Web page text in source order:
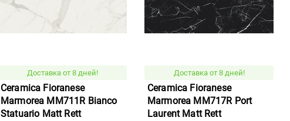
Доставка от 8 дней!
Ceramica Fioranese
Marmorea MM711R Bianco
Statuario Matt Rett
Доставка от 8 дней!
Ceramica Fioranese
Marmorea MM717R Port
Laurent Matt Rett